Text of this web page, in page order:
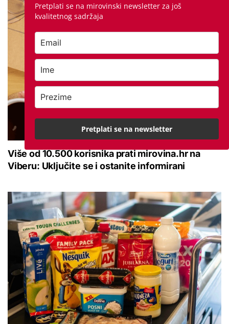
Više od 10.500 korisnika prati mirovina.hr na
Viberu: Uključite se i ostanite informirani
Pretplati se na mirovinski newsletter za još
kvalitetnog sadržaja
Pretplati se na newsletter